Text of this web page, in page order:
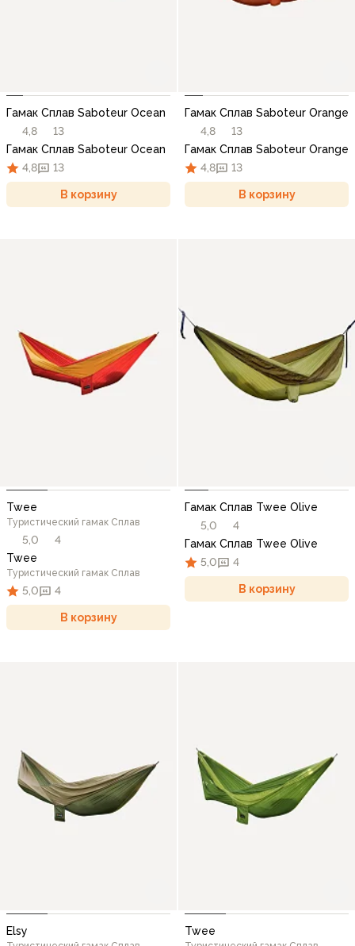
Гамак Сплав Saboteur Ocean
4,8
13
Гамак Сплав Saboteur Ocean
4,8
13
В корзину
Гамак Сплав Saboteur Orange
4,8
13
Гамак Сплав Saboteur Orange
4,8
13
В корзину
Twee
Туристический гамак Сплав
5,0
4
Twee
Туристический гамак Сплав
5,0 4
В корзину
Гамак Сплав Twee Olive
5,0
4
Гамак Сплав Twee Olive
5,0
4
В корзину
Elsy Twee